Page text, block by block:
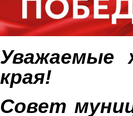
Уважаемые
края!
Совет